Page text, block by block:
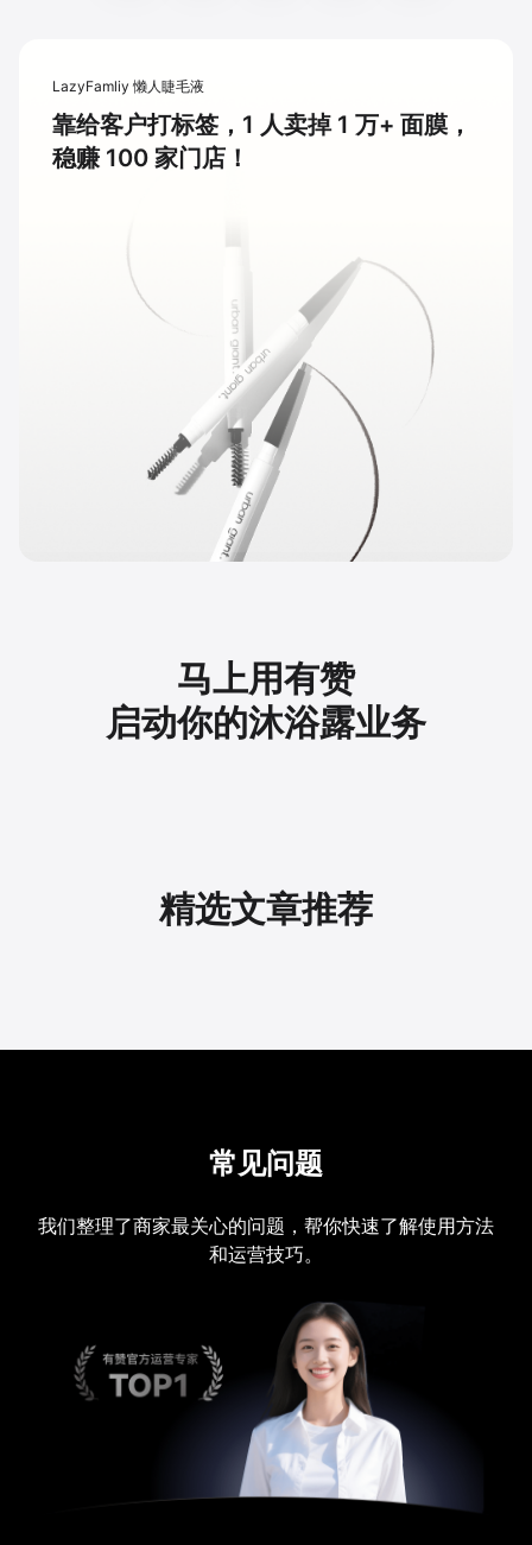
LazyFamliy 懒人睫毛液
靠给客户打标签，1 人卖掉 1 万+ 面膜，
稳赚 100 家门店！
马上用有赞
启动你的沐浴露业务
精选文章推荐
常见问题
我们整理了商家最关心的问题，帮你快速了解使用方法
和运营技巧。